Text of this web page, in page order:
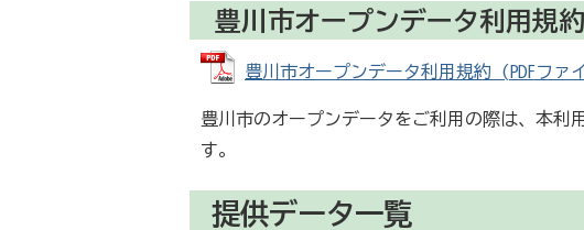
豊川市オープンデータ利用規約
豊川市オープンデータ利用規約 (PDFファ
豊川市のオープンデータをご利用の際は、本利
す。
提供データ一覧